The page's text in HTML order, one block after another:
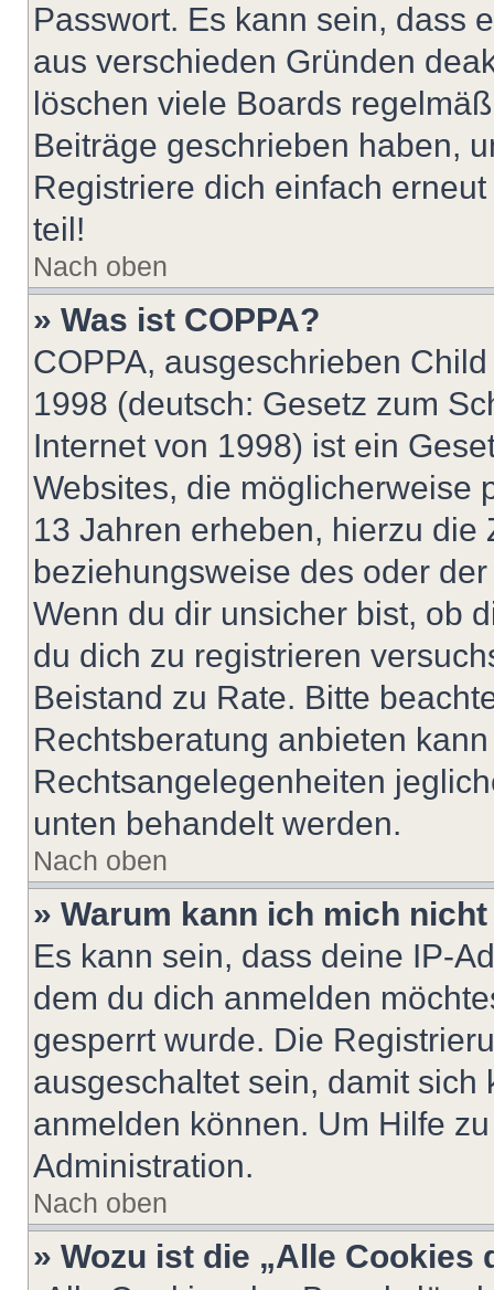
Passwort. Es kann sein, dass
aus verschieden Gründen
löschen viele Boards
Beiträge geschrieben haben,
Registriere dich einfach
teil!
Nach oben
» Was ist COPPA?
COPPA, ausgeschrieben
1998 (deutsch: Gesetz zum
Internet von 1998) ist ein
Websites, die möglicherweise
13 Jahren erheben, hierzu die
beziehungsweise des oder
Wenn du dir unsicher bist, ob
du dich zu registrieren
Beistand zu Rate. Bitte
Rechtsberatung anbieten
Rechtsangelegenheiten
unten behandelt werden.
Nach oben
» Warum kann ich mich
Es kann sein, dass deine IP-
dem du dich anmelden
gesperrt wurde. Die
ausgeschaltet sein, damit
anmelden können. Um Hilfe
Administration.
Nach oben
» Wozu ist die „Alle